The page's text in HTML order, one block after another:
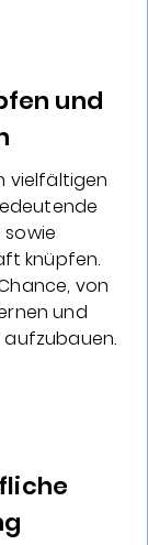
und
vielfältigen
knüpfen.
von
und